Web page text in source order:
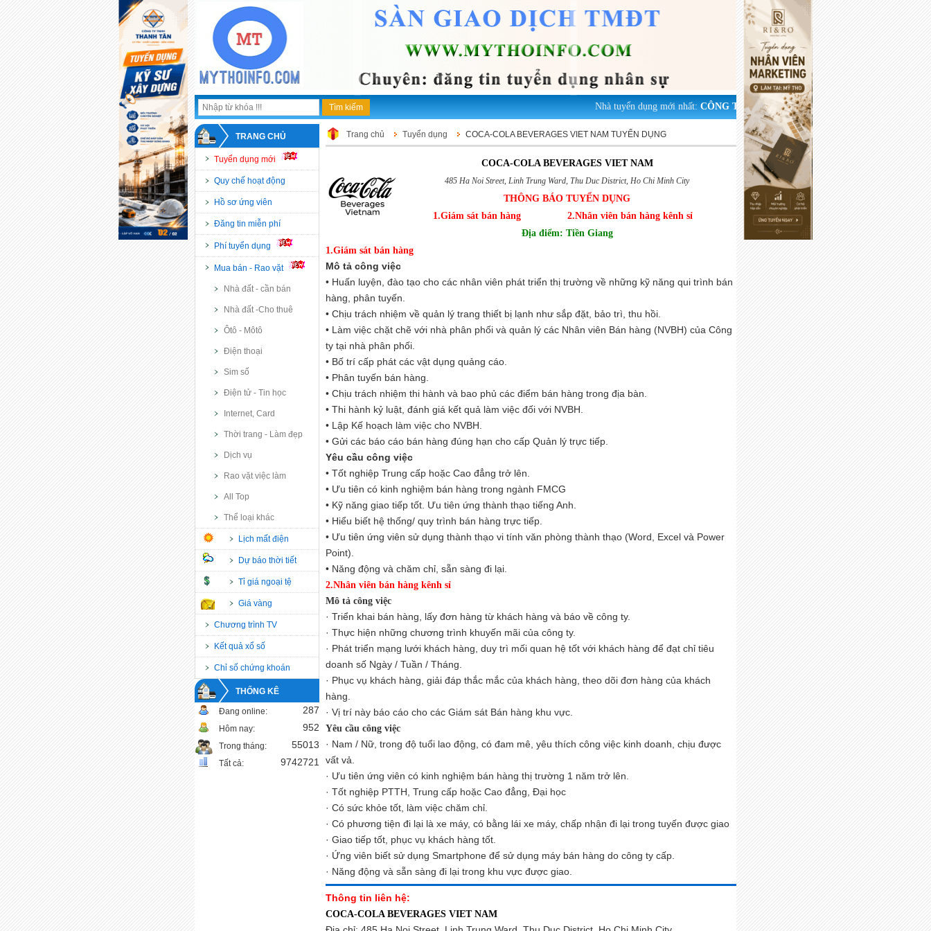
Nhà tuyển dụng mới nhất:CÔNG TY TNHH MTV THƯƠNG MẠI DỊCH VỤ
TRANG CHỦ
Tuyển dụng mới
Quy chế hoạt động
Hồ sơ ứng viên
Đăng tin miễn phí
Phí tuyển dụng
Mua bán - Rao vặt
Nhà đất - cần bán
Nhà đất -Cho thuê
Ôtô - Môtô
Điện thoại
Sim số
Điện tử - Tin học
Internet, Card
Thời trang - Làm đẹp
Dịch vụ
Rao vặt việc làm
All Top
Thể loại khác
Lịch mất điện
Dự báo thời tiết
Tỉ giá ngoại tệ
Giá vàng
Chương trình TV
Kết quả xổ số
Chỉ số chứng khoán
THỐNG KÊ
Đang online: 287
Hôm nay: 952
Trong tháng: 55013
Tất cả: 9742721
Trang chủ Tuyển dụng COCA-COLA BEVERAGES VIET NAM TUYỂN DỤNG
COCA-COLA BEVERAGES VIET NAM
485 Ha Noi Street, Linh Trung Ward, Thu Duc District, Ho Chi Minh City
THÔNG BÁO TUYỂN DỤNG
1.Giám sát bán hàng
2.Nhân viên bán hàng kênh sỉ
Địa điểm: Tiền Giang
1.Giám sát bán hàng
Mô tả công việc
• Huấn luyện, đào tạo cho các nhân viên phát triển thị trường về những kỹ năng qui trình bán
hàng, phân tuyến.
• Chịu trách nhiệm về quản lý trang thiết bị lạnh như sắp đặt, bảo trì, thu hồi.
• Làm việc chặt chẽ với nhà phân phối và quản lý các Nhân viên Bán hàng (NVBH) của Công
ty tại nhà phân phối.
• Bố trí cấp phát các vật dụng quảng cáo.
• Phân tuyến bán hàng.
• Chịu trách nhiệm thi hành và bao phủ các điểm bán hàng trong địa bàn.
• Thi hành kỷ luật, đánh giá kết quả làm việc đối với NVBH.
• Lập Kế hoạch làm việc cho NVBH.
• Gửi các báo cáo bán hàng đúng hạn cho cấp Quản lý trực tiếp.
Yêu cầu công việc
• Tốt nghiệp Trung cấp hoặc Cao đẳng trở lên.
• Ưu tiên có kinh nghiệm bán hàng trong ngành FMCG
• Kỹ năng giao tiếp tốt. Ưu tiên ứng thành thạo tiếng Anh.
• Hiểu biết hệ thống/ quy trình bán hàng trực tiếp.
• Ưu tiên ứng viên sử dụng thành thạo vi tính văn phòng thành thạo (Word, Excel và Power
Point).
• Năng động và chăm chỉ, sẵn sàng đi lại.
2.Nhân viên bán hàng kênh sỉ
Mô tả công việc
· Triển khai bán hàng, lấy đơn hàng từ khách hàng và báo về công ty.
· Thực hiện những chương trình khuyến mãi của công ty.
· Phát triển mạng lưới khách hàng, duy trì mối quan hệ tốt với khách hàng để đạt chỉ tiêu
doanh số Ngày / Tuần / Tháng.
· Phục vụ khách hàng, giải đáp thắc mắc của khách hàng, theo dõi đơn hàng của khách
hàng.
· Vị trí này báo cáo cho các Giám sát Bán hàng khu vực.
Yêu cầu công việc
· Nam / Nữ, trong độ tuổi lao động, có đam mê, yêu thích công việc kinh doanh, chịu được
vất vả.
· Ưu tiên ứng viên có kinh nghiệm bán hàng thị trường 1 năm trở lên.
· Tốt nghiệp PTTH, Trung cấp hoặc Cao đẳng, Đại học
· Có sức khỏe tốt, làm việc chăm chỉ.
· Có phương tiện đi lại là xe máy, có bằng lái xe máy, chấp nhận đi lại trong tuyến được giao
· Giao tiếp tốt, phục vụ khách hàng tốt.
· Ứng viên biết sử dụng Smartphone để sử dụng máy bán hàng do công ty cấp.
· Năng động và sẵn sàng đi lại trong khu vực được giao.
Thông tin liên hệ:
COCA-COLA BEVERAGES VIET NAM